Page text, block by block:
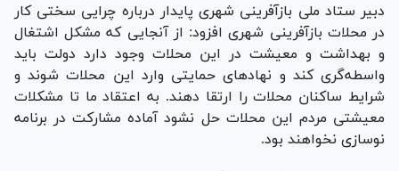
دبیر ستاد ملی بازآفرینی شهری پایدار درباره چرایی سختی کار
در محلات بازآفرینی شهری افزود: از آنجایی که مشکل اشتغال
و بهداشت و معیشت در این محلات وجود دارد دولت باید
واسطه‌گری کند و نهاد‌های حمایتی وارد این محلات شوند و
شرایط ساکنان محلات را ارتقا دهند. به اعتقاد ما تا مشکلات
معیشتی مردم این محلات حل نشود آماده مشارکت در برنامه
نوسازی نخواهند بود.